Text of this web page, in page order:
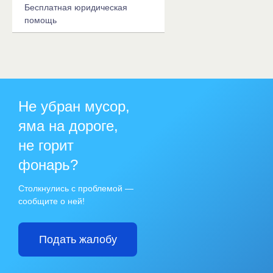
Бесплатная юридическая
помощь
Не убран мусор,
яма на дороге,
не горит
фонарь?
Столкнулись с проблемой —
сообщите о ней!
Подать жалобу